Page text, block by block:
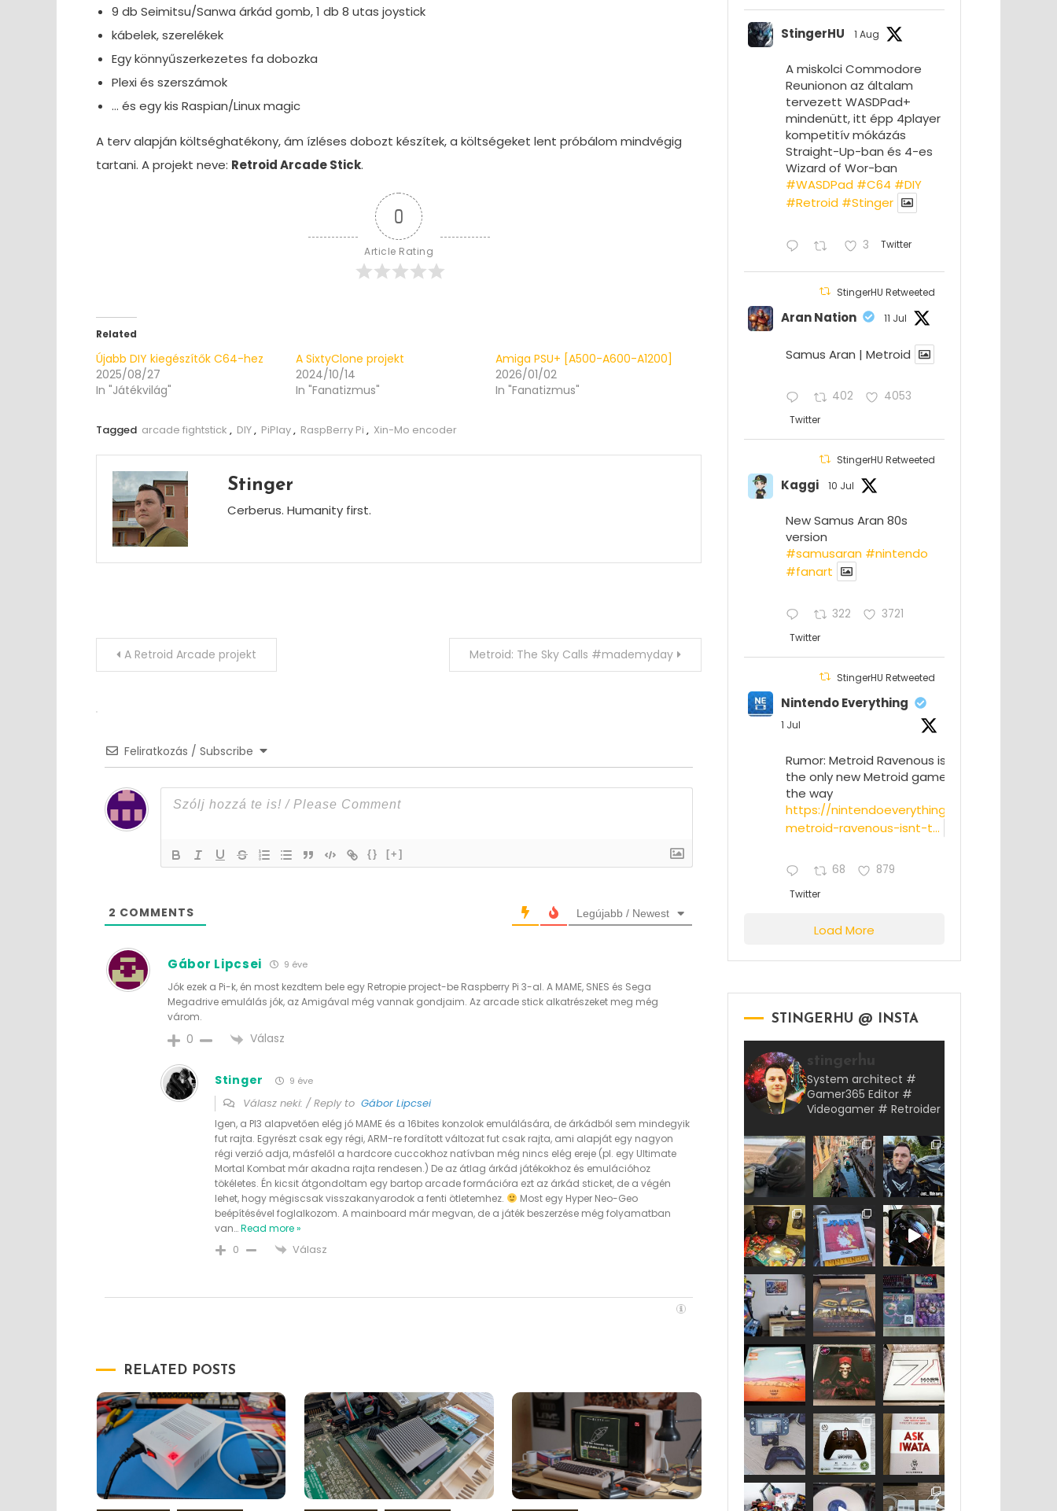
9 db Seimitsu/Sanwa árkád gomb, 1 db 8 utas joystick
kábelek, szerelékek
Egy könnyűszerkezetes fa dobozka
Plexi és szerszámok
… és egy kis Raspian/Linux magic
A terv alapján költséghatékony, ám ízléses dobozt készítek, a költségeket lent próbálom mindvégig
tartani. A projekt neve: Retroid Arcade Stick.
0
Article Rating
Related
Újabb DIY kiegészítők C64-hez
2025/08/27
In "Játékvilág"
A SixtyClone projekt
2024/10/14
In "Fanatizmus"
Amiga PSU+ [A500-A600-A1200]
2026/01/02
In "Fanatizmus"
Tagged arcade fightstick , DIY, PiPlay, RaspBerry Pi , Xin-Mo encoder
Stinger
Cerberus. Humanity first.
PostA Retroid Arcade projekt Metroid: The Sky Calls #mademyday
Feliratkozás / Subscribe
{} [+]
2 COMMENTS Legújabb / Newest
Gábor Lipcsei 9 éve
Jók ezek a Pi-k, én most kezdtem bele egy Retropie project-be Raspberry Pi 3-al. A MAME, SNES és Sega
Megadrive emulálás jók, az Amigával még vannak gondjaim. Az arcade stick alkatrészeket meg még
várom.
0 Válasz
Stinger 9 éve
Válasz neki: / Reply to Gábor Lipcsei
Igen, a PI3 alapvetően elég jó MAME és a 16bites konzolok emulálására, de árkádból sem mindegyik
fut rajta. Egyrészt csak egy régi, ARM-re fordított változat fut csak rajta, ami alapját egy nagyon
régi verzió adja, másfelől a hardcore cuccokhoz natívban még nincs elég ereje (pl. egy Ultimate
Mortal Kombat már akadna rajta rendesen.) De az átlag árkád játékokhoz és emulációhoz
tökéletes. Én kicsit átgondoltam egy bartop arcade formációra ezt az árkád sticket, de a végén
lehet, hogy mégiscsak visszakanyarodok a fenti ötletemhez.
Most egy Hyper Neo-Geo
beépítésével foglalkozom. A mainboard már megvan, de a játék beszerzése még folyamatban
van…Read more »
0 Válasz
RELATED POSTS
StingerHU 1 Aug
A miskolci Commodore
Reunionon az általam
tervezett WASDPad+
mindenütt, itt épp 4player
kompetitív mókázás
Straight-Up-ban és 4-es
Wizard of Wor-ban
#WASDPad #C64 #DIY
#Retroid #Stinger
3 Twitter
StingerHU Retweeted
Aran Nation 11 Jul
Samus Aran | Metroid
402 4053
Twitter
StingerHU Retweeted
Kaggi 10 Jul
New Samus Aran 80s
version
#samusaran #nintendo
#fanartㅤㅤㅤㅤ
322 3721
Twitter
StingerHU Retweeted
Nintendo Everything
1 Jul
Rumor: Metroid Ravenous isn’t
the only new Metroid game on
the way
https://nintendoeverything.com/rumor-
metroid-ravenous-isnt-t...
68 879
Twitter
Load More
STINGERHU @ INSTA
stingerhu
System architect #
Gamer365 Editor #
Videogamer # Retroider